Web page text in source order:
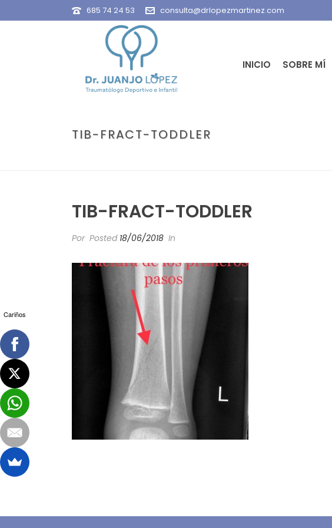
685 74 24 53 consulta@drlopezmartinez.com
INICIO SOBRE MÍ
TIB-FRACT-TODDLER
TIB-FRACT-TODDLER
Por Posted 18/06/2018 In
Cariños